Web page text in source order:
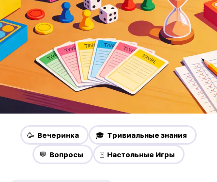
🥳 Вечеринка 🎓 Тривиальные знания
💬 Вопросы 🀄 Настольные Игры